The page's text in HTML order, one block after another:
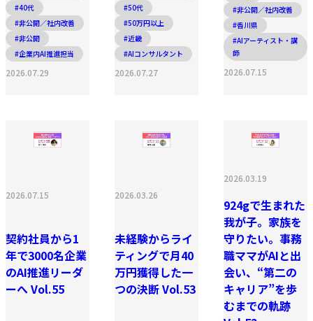
#40代
#非公開／社内改善
#非公開
#企業内AI推進担当
2026.07.29
#50代
#50万円以上
#近畿
#AIコンサルタント
2026.07.27
#非公開／社内改善
#香川県
#AIアーティスト・講
師
2026.07.15
2026.07.15
契約社員から1
年で3000名企業
のAI推進リーダ
ーへ Vol.55
2026.03.26
未経験からライ
ティングで月40
万円獲得した一
つの決断 Vol.53
2026.03.19
924gで生まれた
我が子。家族を
守りたい。事務
職ママがAIと出
会い、“第二の
キャリア”を歩
むまでの軌跡